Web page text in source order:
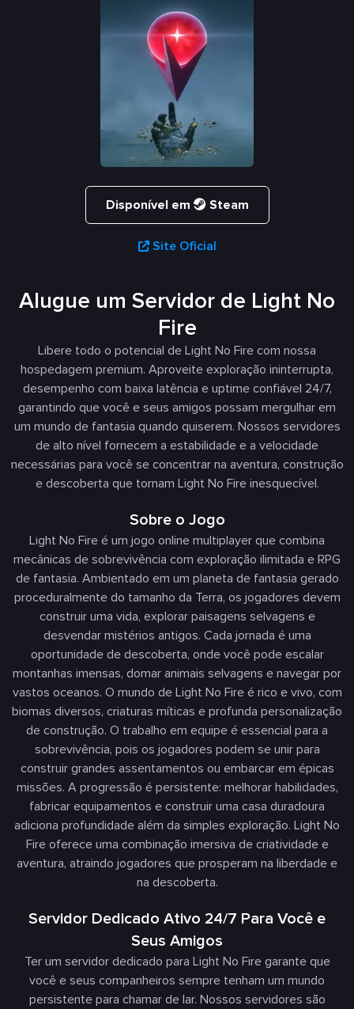
Disponível em Steam
Site Oficial
Alugue um Servidor de Light No
Fire
Libere todo o potencial de Light No Fire com nossa
hospedagem premium. Aproveite exploração ininterrupta,
desempenho com baixa latência e uptime confiável 24/7,
garantindo que você e seus amigos possam mergulhar em
um mundo de fantasia quando quiserem. Nossos servidores
de alto nível fornecem a estabilidade e a velocidade
necessárias para você se concentrar na aventura, construção
e descoberta que tornam Light No Fire inesquecível.
Sobre o Jogo
Light No Fire é um jogo online multiplayer que combina
mecânicas de sobrevivência com exploração ilimitada e RPG
de fantasia. Ambientado em um planeta de fantasia gerado
proceduralmente do tamanho da Terra, os jogadores devem
construir uma vida, explorar paisagens selvagens e
desvendar mistérios antigos. Cada jornada é uma
oportunidade de descoberta, onde você pode escalar
montanhas imensas, domar animais selvagens e navegar por
vastos oceanos. O mundo de Light No Fire é rico e vivo, com
biomas diversos, criaturas míticas e profunda personalização
de construção. O trabalho em equipe é essencial para a
sobrevivência, pois os jogadores podem se unir para
construir grandes assentamentos ou embarcar em épicas
missões. A progressão é persistente: melhorar habilidades,
fabricar equipamentos e construir uma casa duradoura
adiciona profundidade além da simples exploração. Light No
Fire oferece uma combinação imersiva de criatividade e
aventura, atraindo jogadores que prosperam na liberdade e
na descoberta.
Servidor Dedicado Ativo 24/7 Para Você e
Seus Amigos
Ter um servidor dedicado para Light No Fire garante que
você e seus companheiros sempre tenham um mundo
persistente para chamar de lar. Nossos servidores são